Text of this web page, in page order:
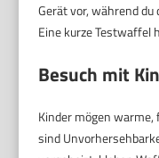
Gerät vor, während du
Eine kurze Testwaffel
Besuch mit
Kinder mögen warme,
sind